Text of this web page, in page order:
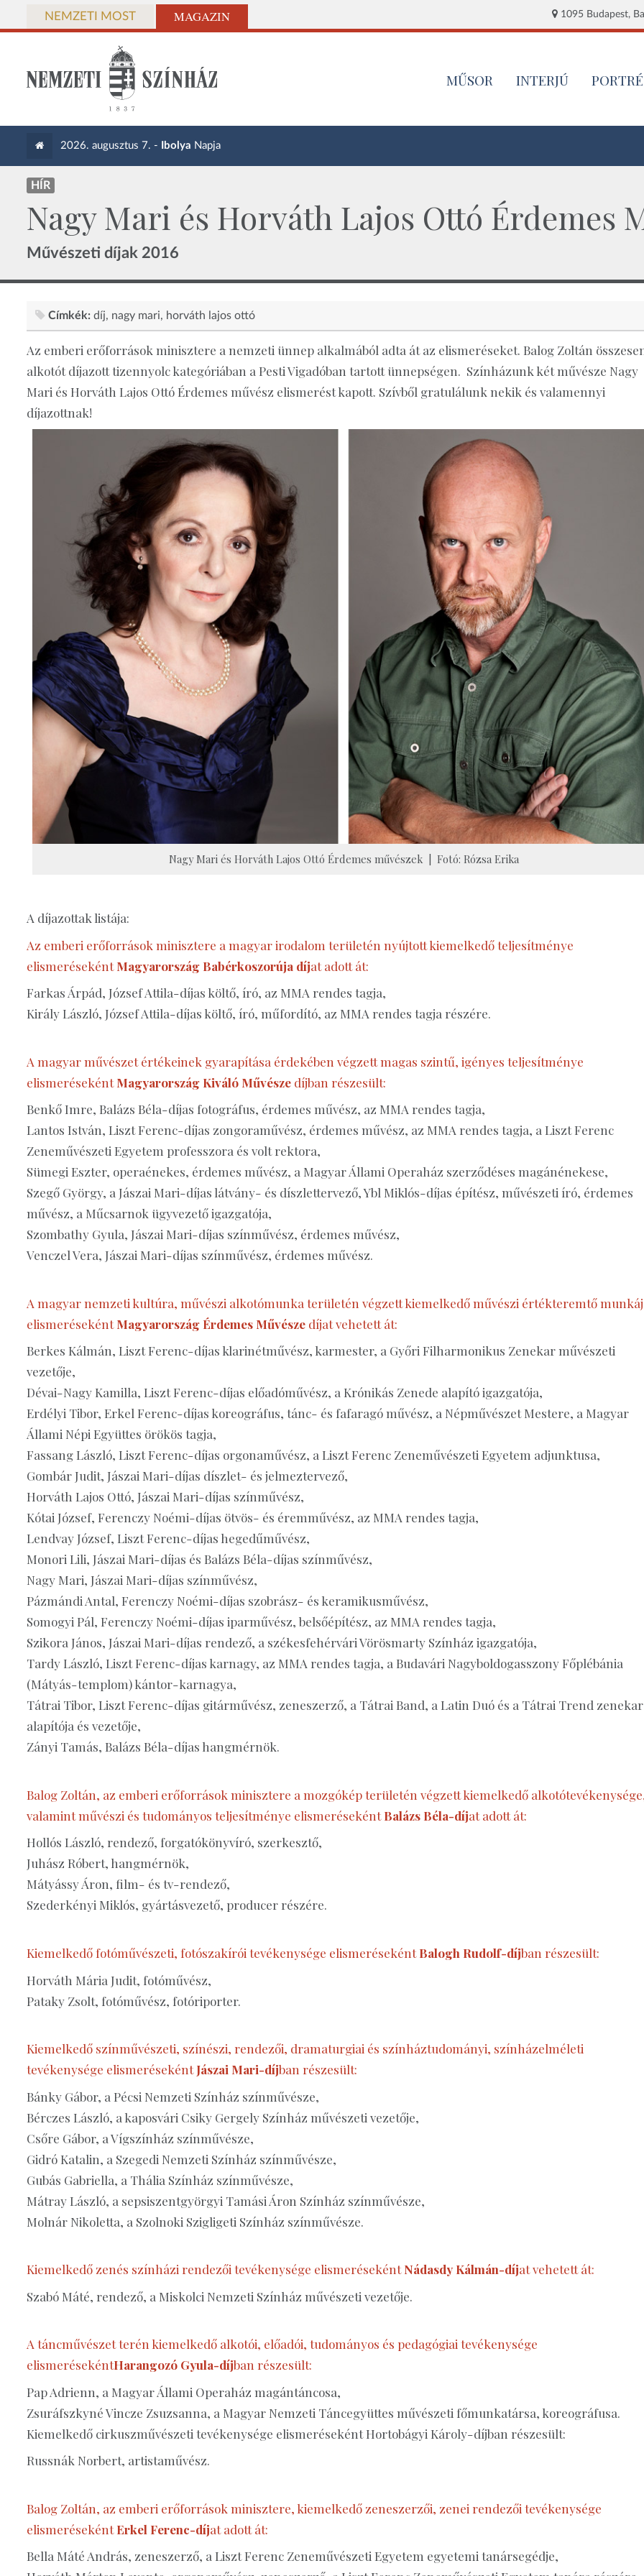
NEMZETI MOST MAGAZIN 1095 Budapest,
MŰSOR INTERJÚ PORTRÉ
2026. augusztus 7. - Ibolya Napja
HÍR
Nagy Mari és Horváth Lajos Ottó Érdemes
Művészeti díjak 2016
Címkék: díj nagy mari horváth lajos ottó
Az emberi erőforrások minisztere a nemzeti ünnep alkalmából adta át az elismeréseket. Balog Zoltán
alkotót díjazott tizennyolc kategóriában a Pesti Vigadóban tartott ünnepségen. Színházunk két művésze Nagy
Mari és Horváth Lajos Ottó Érdemes művész elismerést kapott. Szívből gratulálunk nekik és valamennyi
díjazottnak!
Nagy Mari és Horváth Lajos Ottó Érdemes művészek | Fotó: Rózsa Erika
A díjazottak listája:
Az emberi erőforrások minisztere a magyar irodalom területén nyújtott kiemelkedő teljesítménye
elismerésekéntMagyarország Babérkoszorúja díjat adott át:
Farkas Árpád, József Attila-díjas költő, író, az MMA rendes tagja,
Király László, József Attila-díjas költő, író, műfordító, az MMA rendes tagja részére.
A magyar művészet értékeinek gyarapítása érdekében végzett magas szintű, igényes teljesítménye
elismerésekéntMagyarország Kiváló Művésze díjban részesült:
Benkő Imre, Balázs Béla-díjas fotográfus, érdemes művész, az MMA rendes tagja,
Lantos István, Liszt Ferenc-díjas zongoraművész, érdemes művész, az MMA rendes tagja, a Liszt Ferenc
Zeneművészeti Egyetem professzora és volt rektora,
Sümegi Eszter, operaénekes, érdemes művész, a Magyar Állami Operaház szerződéses magánénekese,
Szegő György, a Jászai Mari-díjas látvány- és díszlettervező, Ybl Miklós-díjas építész, művészeti író, érdemes
művész, a Műcsarnok ügyvezető igazgatója,
Szombathy Gyula, Jászai Mari-díjas színművész, érdemes művész,
Venczel Vera, Jászai Mari-díjas színművész, érdemes művész.
A magyar nemzeti kultúra, művészi alkotómunka területén végzett kiemelkedő művészi értékteremtő
elismerésekéntMagyarország Érdemes Művésze díjat vehetett át:
Berkes Kálmán, Liszt Ferenc-díjas klarinétművész, karmester, a Győri Filharmonikus Zenekar művészeti
vezetője,
Dévai-Nagy Kamilla, Liszt Ferenc-díjas előadóművész, a Krónikás Zenede alapító igazgatója,
Erdélyi Tibor, Erkel Ferenc-díjas koreográfus, tánc- és fafaragó művész, a Népművészet Mestere, a Magyar
Állami Népi Együttes örökös tagja,
Fassang László, Liszt Ferenc-díjas orgonaművész, a Liszt Ferenc Zeneművészeti Egyetem adjunktusa,
Gombár Judit, Jászai Mari-díjas díszlet- és jelmeztervező,
Horváth Lajos Ottó, Jászai Mari-díjas színművész,
Kótai József, Ferenczy Noémi-díjas ötvös- és éremművész, az MMA rendes tagja,
Lendvay József, Liszt Ferenc-díjas hegedűművész,
Monori Lili, Jászai Mari-díjas és Balázs Béla-díjas színművész,
Nagy Mari, Jászai Mari-díjas színművész,
Pázmándi Antal, Ferenczy Noémi-díjas szobrász- és keramikusművész,
Somogyi Pál, Ferenczy Noémi-díjas iparművész, belsőépítész, az MMA rendes tagja,
Szikora János, Jászai Mari-díjas rendező, a székesfehérvári Vörösmarty Színház igazgatója,
Tardy László, Liszt Ferenc-díjas karnagy, az MMA rendes tagja, a Budavári Nagyboldogasszony Főplébánia
(Mátyás-templom) kántor-karnagya,
Tátrai Tibor, Liszt Ferenc-díjas gitárművész, zeneszerző, a Tátrai Band, a Latin Duó és a Tátrai Trend
alapítója és vezetője,
Zányi Tamás, Balázs Béla-díjas hangmérnök.
Balog Zoltán, az emberi erőforrások minisztere a mozgókép területén végzett kiemelkedő
valamint művészi és tudományos teljesítménye elismerésekéntBalázs Béla-díjat adott át:
Hollós László, rendező, forgatókönyvíró, szerkesztő,
Juhász Róbert, hangmérnök,
Mátyássy Áron, film- és tv-rendező,
Szederkényi Miklós, gyártásvezető, producer részére.
Kiemelkedő fotóművészeti, fotószakírói tevékenysége elismerésekéntBalogh Rudolf-díjban részesült:
Horváth Mária Judit, fotóművész,
Pataky Zsolt, fotóművész, fotóriporter.
Kiemelkedő színművészeti, színészi, rendezői, dramaturgiai és színháztudományi, színházelméleti
tevékenysége elismerésekéntJászai Mari-díjban részesült:
Bánky Gábor, a Pécsi Nemzeti Színház színművésze,
Bérczes László, a kaposvári Csiky Gergely Színház művészeti vezetője,
Csőre Gábor, a Vígszínház színművésze,
Gidró Katalin, a Szegedi Nemzeti Színház színművésze,
Gubás Gabriella, a Thália Színház színművésze,
Mátray László, a sepsiszentgyörgyi Tamási Áron Színház színművésze,
Molnár Nikoletta, a Szolnoki Szigligeti Színház színművésze.
Kiemelkedő zenés színházi rendezői tevékenysége elismerésekéntNádasdy Kálmán-díjat vehetett át:
Szabó Máté, rendező, a Miskolci Nemzeti Színház művészeti vezetője.
A táncművészet terén kiemelkedő alkotói, előadói, tudományos és pedagógiai tevékenysége
elismerésekéntHarangozó Gyula-díjban részesült:
Pap Adrienn, a Magyar Állami Operaház magántáncosa,
Zsuráfszkyné Vincze Zsuzsanna, a Magyar Nemzeti Táncegyüttes művészeti főmunkatársa, koreográfusa.
Kiemelkedő cirkuszművészeti tevékenysége elismeréseként Hortobágyi Károly-díjban részesült:
Russnák Norbert, artistaművész.
Balog Zoltán, az emberi erőforrások minisztere, kiemelkedő zeneszerzői, zenei rendezői tevékenysége
elismerésekéntErkel Ferenc-díjat adott át:
Bella Máté András, zeneszerző, a Liszt Ferenc Zeneművészeti Egyetem egyetemi tanársegédje,